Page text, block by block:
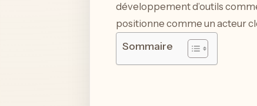
développement d’outils
positionne comme un acteur
Sommaire